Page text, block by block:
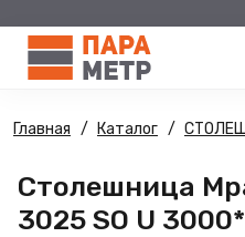
Главная Каталог
Столешница
3025 SO U